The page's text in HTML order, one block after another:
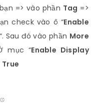
=> vào phần Tag =>
check vào ô “Enable
“. Sau đó vào phần More
mục “Enable Display
True